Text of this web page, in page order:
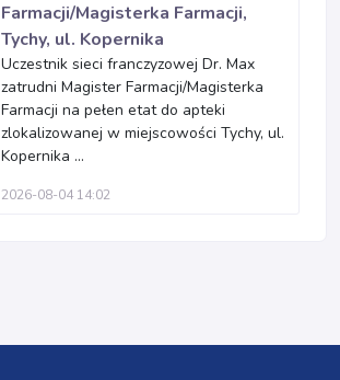
Farmacji/Magisterka Farmacji,
Tychy, ul. Kopernika
Uczestnik sieci franczyzowej Dr. Max
zatrudni Magister Farmacji/Magisterka
Farmacji na pełen etat do apteki
zlokalizowanej w miejscowości Tychy, ul.
Kopernika ...
2026-08-04 14:02